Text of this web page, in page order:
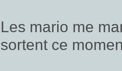
Les mario me
sortent ce